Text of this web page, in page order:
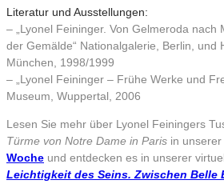
Literatur und Ausstellungen:
– „Lyonel Feininger. Von Gelmeroda nach
der Gemälde“ Nationalgalerie, Berlin, und
München, 1998/1999
– „Lyonel Feininger – Frühe Werke und
Museum, Wuppertal, 2006
Lesen Sie mehr über Lyonel Feiningers
Türme von Notre Dame in Paris in
Woche und entdecken es in unserer
Leichtigkeit des Seins. Zwischen Belle